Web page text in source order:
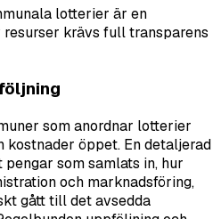
lotterier är en
krävs full transparens
som anordnar lotterier
kostnader öppet. En detaljerad
som samlats in, hur
och marknadsföring,
gått till det avsedda